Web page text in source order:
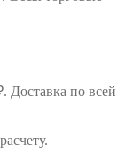
Доставка по всей